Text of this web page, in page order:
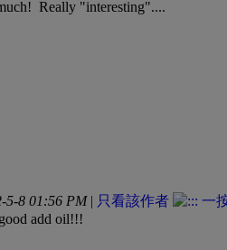
Really "interesting"....
5-8 01:56 PM| 只看該作者
add oil!!!